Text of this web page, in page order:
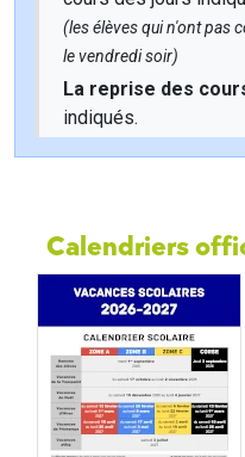
(les élèves qui n'ont pas
le vendredi soir)
La reprise des
indiqués.
Calendriers